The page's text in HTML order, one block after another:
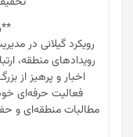
رویکرد گیلانی در
رویدادهای منطقه،
اخبار و پرهیز از
فعالیت حرفه‌ای
مطالبات منطقه‌ای و